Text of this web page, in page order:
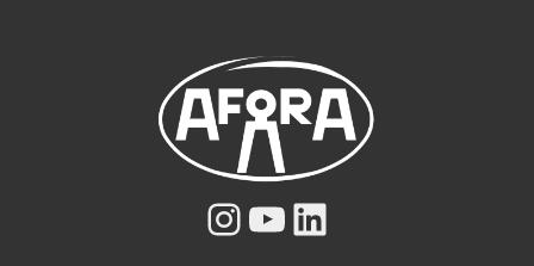
Instagram
YouTube
LinkedIn